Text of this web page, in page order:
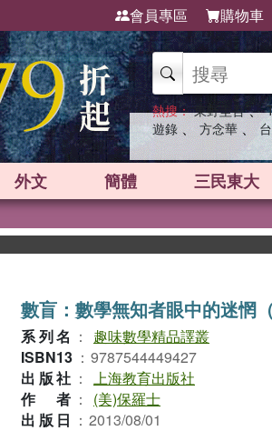
會員專區 購物車
熱搜： 東野圭吾 、
遊錄 、 方念華 、
外文 簡體 三民東大
數盲：數學無知者眼中的迷惘
系列名 ：
趣味數學精品譯叢
ISBN13 ： 9787544449427
出版社 ： 上海教育出版社
作者 ：
(美)保羅士
出版日 ： 2013/08/01